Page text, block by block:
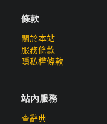
條款
關於本站
服務條款
隱私權條款
站內服務
查辭典